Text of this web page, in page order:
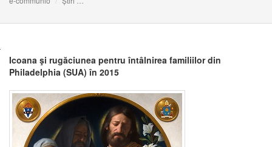
Icoana şi rugăciunea pentru întâlnirea familiilor din
Philadelphia (SUA) în 2015